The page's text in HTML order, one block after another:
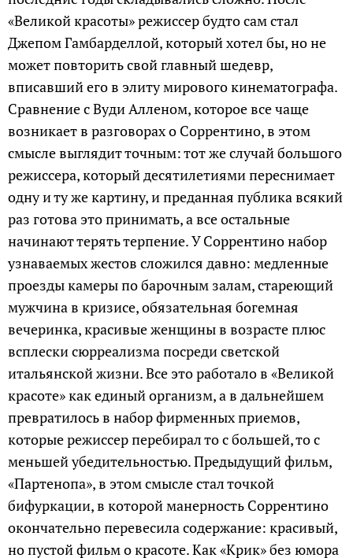
«Великой красоты» режиссер будто сам стал
Джепом Гамбарделлой, который хотел бы, но не
может повторить свой главный шедевр,
вписавший его в элиту мирового кинематографа.
Сравнение с Вуди Алленом, которое все чаще
возникает в разговорах о Соррентино, в этом
смысле выглядит точным: тот же случай большого
режиссера, который десятилетиями переснимает
одну и ту же картину, и преданная публика всякий
раз готова это принимать, а все остальные
начинают терять терпение. У Соррентино набор
узнаваемых жестов сложился давно: медленные
проезды камеры по барочным залам, стареющий
мужчина в кризисе, обязательная богемная
вечеринка, красивые женщины в возрасте плюс
всплески сюрреализма посреди светской
итальянской жизни. Все это работало в «Великой
красоте» как единый организм, а в дальнейшем
превратилось в набор фирменных приемов,
которые режиссер перебирал то с большей, то с
меньшей убедительностью. Предыдущий фильм,
«Партенопа», в этом смысле стал точкой
бифуркации, в которой манерность Соррентино
окончательно перевесила содержание: красивый,
но пустой фильм о красоте. Как «Крик» без юмора